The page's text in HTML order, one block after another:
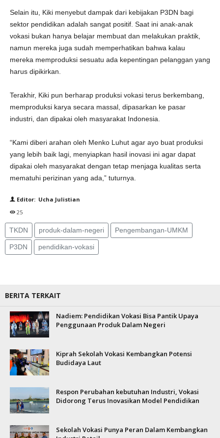
Selain itu, Kiki menyebut dampak dari kebijakan P3DN bagi
sektor pendidikan adalah sangat positif. Saat ini anak-anak
vokasi bukan hanya belajar membuat dan melakukan praktik,
namun mereka juga sudah memperhatikan bahwa kalau
mereka memproduksi sesuatu ada kepentingan pelanggan yang
harus dipikirkan.
Terakhir, Kiki pun berharap produksi vokasi terus berkembang,
memproduksi karya secara massal, dipasarkan ke pasar
industri, dan dipakai oleh masyarakat Indonesia.
“Kami diberi arahan oleh Menko Luhut agar ayo buat produksi
yang lebih baik lagi, menyiapkan hasil inovasi ini agar dapat
dipakai oleh masyarakat dengan tetap menjaga kualitas serta
mematuhi perizinan yang ada,” tuturnya.
Editor: Ucha Julistian
25
TKDN produk-dalam-negeri Pengembangan-UMKM
P3DN pendidikan-vokasi
BERITA TERKAIT
Nadiem: Pendidikan Vokasi Bisa Pantik Upaya
Penggunaan Produk Dalam Negeri
Kiprah Sekolah Vokasi Kembangkan Potensi
Budidaya Laut
Respon Perubahan kebutuhan Industri, Vokasi
Didorong Terus Inovasikan Model Pendidikan
Sekolah Vokasi Punya Peran Dalam Kembangkan